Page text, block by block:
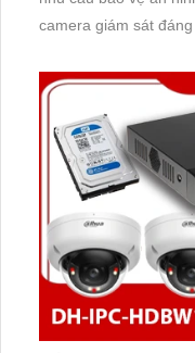
camera giám sát đáng quan tâm bộ
chất lượng cao cho
Dahua bảo vệ an